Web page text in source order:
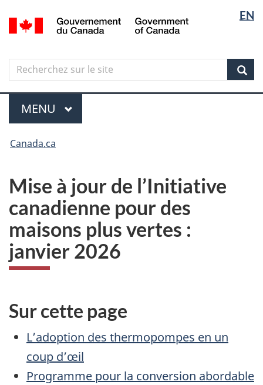
Aller
au
principal
Skip
to
government"
Passer
à
version
simplifiée
langue
EN
Canada
Search
Recherchez
sur
le
site
Menu
MENU PRINCIPAL
êtes
Canada.ca
Mise à jour de l’Initiative
canadienne pour des
maisons plus vertes :
janvier 2026
Sur cette page
L’adoption des thermopompes en un
coup d’œil
Programme pour la conversion abordable